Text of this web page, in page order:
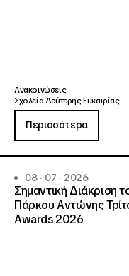
Ανακοινώσεις
Σχολεία Δεύτερης Ευκαιρίας
Περισσότερα
08 · 07 · 2026
Σημαντική Διάκριση
Πάρκου Αντώνης
Awards 2026